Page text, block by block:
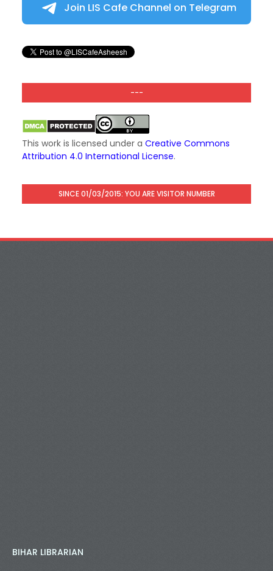
Join LIS Cafe Channel on Telegram
---
This work is licensed under a Creative Commons
Attribution 4.0 International License.
SINCE 01/03/2015: YOU ARE VISITOR NUMBER
BIHAR LIBRARIAN